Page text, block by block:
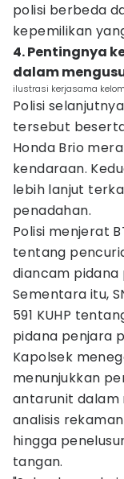
polisi berbeda
kepemilikan
4. Pentingnya
dalam
ilustrasi kerjasama
Polisi
tersebut
Honda Brio
kendaraan.
lebih lanjut
penadahan.
Polisi menjerat
tentang
diancam pidana
Sementara itu,
591 KUHP
pidana penjara
Kapolsek
menunjukkan
antarunit dalam
analisis
hingga
tangan.